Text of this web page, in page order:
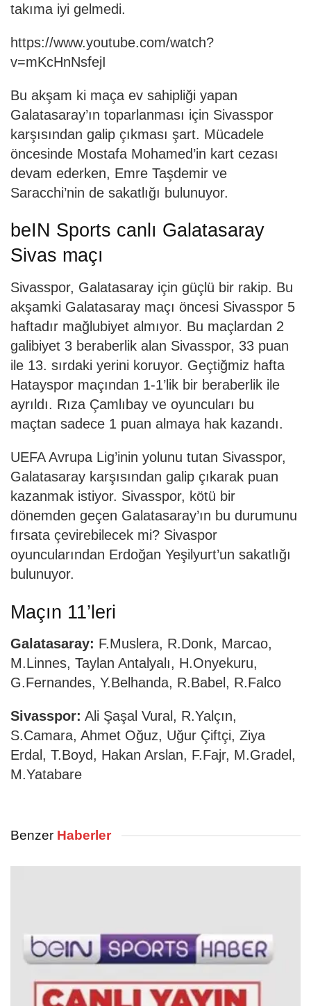
takıma iyi gelmedi.
https://www.youtube.com/watch?
v=mKcHnNsfejI
Bu akşam ki maça ev sahipliği yapan
Galatasaray’ın toparlanması için Sivasspor
karşısından galip çıkması şart. Mücadele
öncesinde Mostafa Mohamed’in kart cezası
devam ederken, Emre Taşdemir ve
Saracchi’nin de sakatlığı bulunuyor.
beIN Sports canlı Galatasaray
Sivas maçı
Sivasspor, Galatasaray için güçlü bir rakip. Bu
akşamki Galatasaray maçı öncesi Sivasspor 5
haftadır mağlubiyet almıyor. Bu maçlardan 2
galibiyet 3 beraberlik alan Sivasspor, 33 puan
ile 13. sırdaki yerini koruyor. Geçtiğmiz hafta
Hatayspor maçından 1-1’lik bir beraberlik ile
ayrıldı. Rıza Çamlıbay ve oyuncuları bu
maçtan sadece 1 puan almaya hak kazandı.
UEFA Avrupa Lig’inin yolunu tutan Sivasspor,
Galatasaray karşısından galip çıkarak puan
kazanmak istiyor. Sivasspor, kötü bir
dönemden geçen Galatasaray’ın bu durumunu
fırsata çevirebilecek mi? Sivaspor
oyuncularından Erdoğan Yeşilyurt’un sakatlığı
bulunuyor.
Maçın 11’leri
Galatasaray: F.Muslera, R.Donk, Marcao,
M.Linnes, Taylan Antalyalı, H.Onyekuru,
G.Fernandes, Y.Belhanda, R.Babel, R.Falco
Sivasspor: Ali Şaşal Vural, R.Yalçın,
S.Camara, Ahmet Oğuz, Uğur Çiftçi, Ziya
Erdal, T.Boyd, Hakan Arslan, F.Fajr, M.Gradel,
M.Yatabare
Benzer Haberler